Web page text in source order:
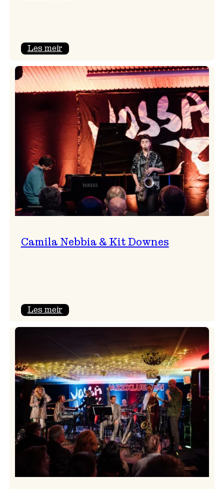
Les meir:
ein
Vossa
Jazz
utan
Badnajazz!
Camila Nebbia & Kit Downes
Les meir:
&
Kit
Downes